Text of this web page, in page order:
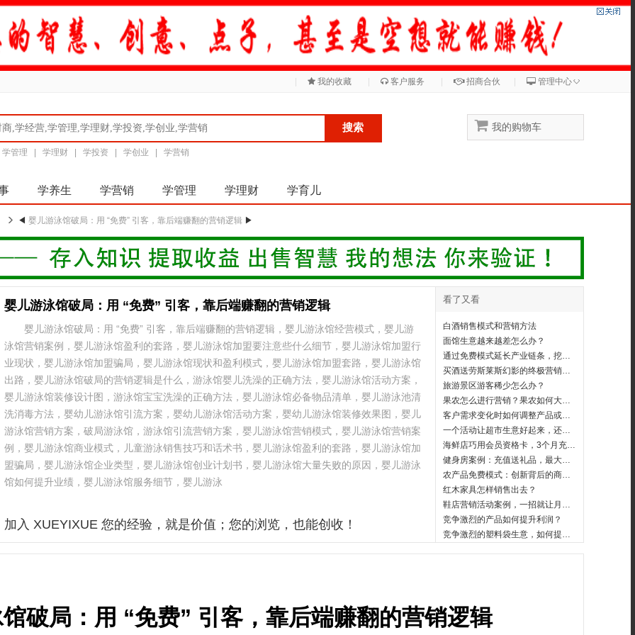
我的收藏 客户服务 招商合伙 管理中心◇
搜索
学管理 学理财 学投资 学创业 学营销
我的购物车
学养生 学营销 学管理 学理财 学育儿
◀ 婴儿游泳馆破局：用 “免费” 引客，靠后端赚翻的营销逻辑 ▶
婴儿游泳馆破局：用 “免费” 引客，靠后端赚翻的营销逻辑
婴儿游泳馆破局：用 “免费” 引客，靠后端赚翻的营销逻辑，婴儿游泳馆经营模式，婴儿游
泳馆营销案例，婴儿游泳馆盈利的套路，婴儿游泳馆加盟要注意些什么细节，婴儿游泳馆加盟行
业现状，婴儿游泳馆加盟骗局，婴儿游泳馆现状和盈利模式，婴儿游泳馆加盟套路，婴儿游泳馆
出路，婴儿游泳馆破局的营销逻辑是什么，游泳馆婴儿洗澡的正确方法，婴儿游泳馆活动方案，
婴儿游泳馆装修设计图，游泳馆宝宝洗澡的正确方法，婴儿游泳馆必备物品清单，婴儿游泳池清
洗消毒方法，婴幼儿游泳馆引流方案，婴幼儿游泳馆活动方案，婴幼儿游泳馆装修效果图，婴儿
游泳馆营销方案，破局游泳馆，游泳馆引流营销方案，婴儿游泳馆营销模式，婴儿游泳馆营销案
例，婴儿游泳馆商业模式，儿童游泳销售技巧和话术书，婴儿游泳馆盈利的套路，婴儿游泳馆加
盟骗局，婴儿游泳馆企业类型，婴儿游泳馆创业计划书，婴儿游泳馆大量失败的原因，婴儿游泳
馆如何提升业绩，婴儿游泳馆服务细节，婴儿游泳
加入 XUEYIXUE 您的经验，就是价值；您的浏览，也能创收！
看了又看
白酒销售模式和营销方法
面馆生意越来越差怎么办？
通过免费模式延长产业链条，挖掘企业的隐形利润，赚看不到的钱。
买酒送劳斯莱斯幻影的终极营销策略
旅游景区游客稀少怎么办？
果农怎么进行营销？果农如何大量推广销售？
客户需求变化时如何调整产品或服务策略
一个活动让超市生意好起来，还能提前锁定未来消费的客户
海鲜店巧用会员资格卡，3个月充卡1200万
健身房案例：充值送礼品，最大程度吸引顾客办卡
农产品免费模式：创新背后的商业智慧
红木家具怎样销售出去？
鞋店营销活动案例，一招就让月营业额翻10倍
竞争激烈的产品如何提升利润？
竞争激烈的塑料袋生意，如何提升利润60万元
破局：用 “免费” 引客，靠后端赚翻的营销逻辑